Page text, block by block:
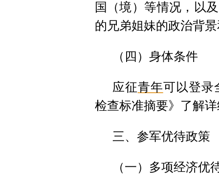
国（境）等情况，以
的兄弟姐妹的政治背
（四）身体条件
应征青年可以登录
检查标准摘要》了解
三、参军优待政策
（一）多项经济优